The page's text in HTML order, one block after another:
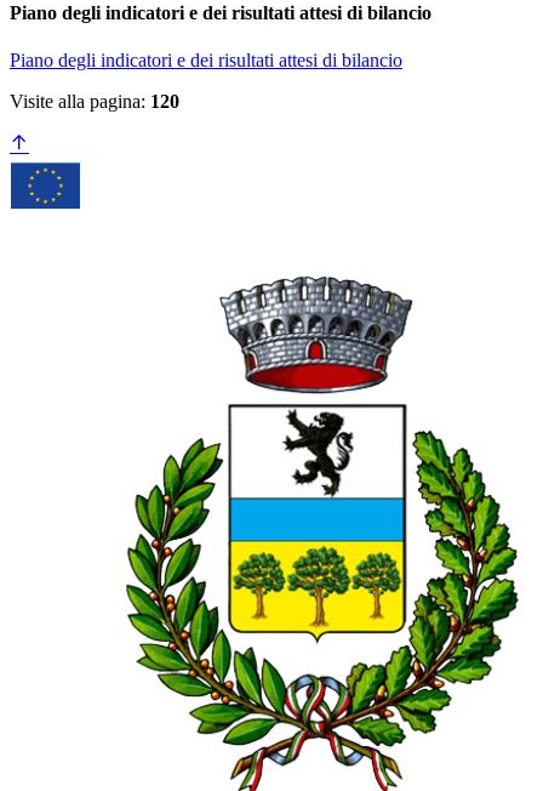
Piano degli indicatori e dei risultati attesi di bilancio
Piano degli indicatori e dei risultati attesi di bilancio
Visite alla pagina: 120